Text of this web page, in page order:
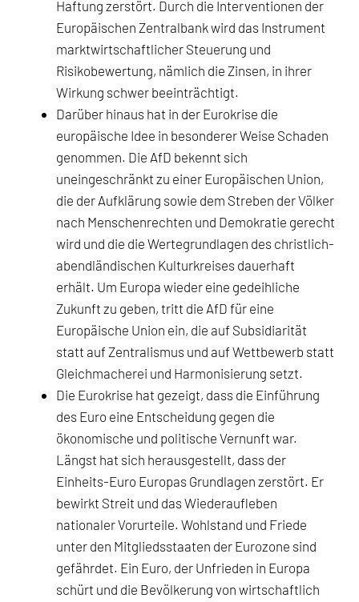
Haftung zerstört. Durch die Interventionen der
Europäischen Zentralbank wird das Instrument
marktwirtschaftlicher Steuerung und
Risikobewertung, nämlich die Zinsen, in ihrer
Wirkung schwer beeinträchtigt.
Darüber hinaus hat in der Eurokrise die
europäische Idee in besonderer Weise Schaden
genommen. Die AfD bekennt sich
uneingeschränkt zu einer Europäischen Union,
die der Aufklärung sowie dem Streben der Völker
nach Menschenrechten und Demokratie gerecht
wird und die die Wertegrundlagen des christlich-
abendländischen Kulturkreises dauerhaft
erhält. Um Europa wieder eine gedeihliche
Zukunft zu geben, tritt die AfD für eine
Europäische Union ein, die auf Subsidiarität
statt auf Zentralismus und auf Wettbewerb statt
Gleichmacherei und Harmonisierung setzt.
Die Eurokrise hat gezeigt, dass die Einführung
des Euro eine Entscheidung gegen die
ökonomische und politische Vernunft war.
Längst hat sich herausgestellt, dass der
Einheits-Euro Europas Grundlagen zerstört. Er
bewirkt Streit und das Wiederaufleben
nationaler Vorurteile. Wohlstand und Friede
unter den Mitgliedsstaaten der Eurozone sind
gefährdet. Ein Euro, der Unfrieden in Europa
schürt und die Bevölkerung von wirtschaftlich